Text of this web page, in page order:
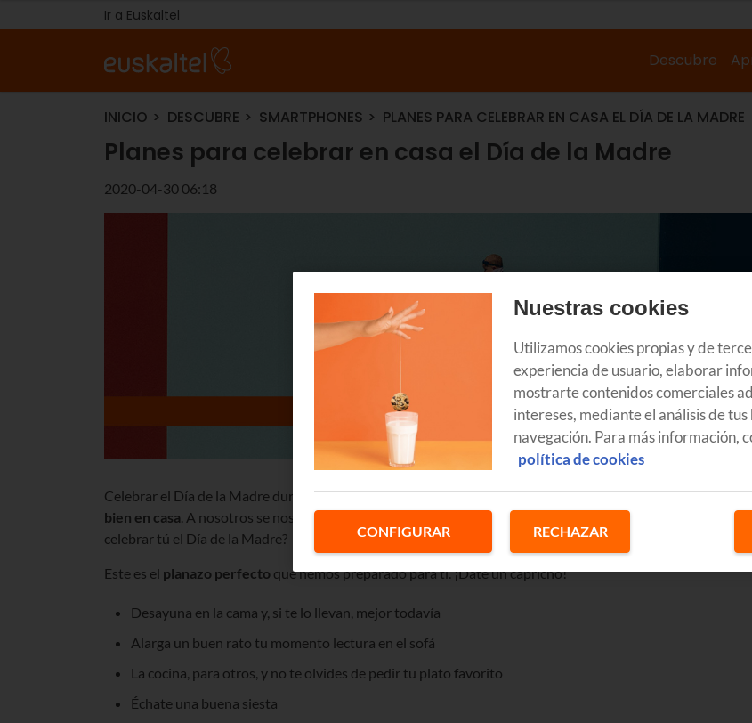
Ir a Euskaltel
Descubre
INICIO DESCUBRE SMARTPHONES PLANES PARA CELEBRAR EN CASA EL DÍA DE LA MADRE
Planes para celebrar en casa el Día de la Madre
2020-04-30 06:18
Celebrar el Día de la Madre durante el #YoMeQuedoEnCasa no tiene que darte bajón,te lo puedes
bien en casa . A nosotros se nos ocurren un montón de ideas para que te mimes mucho. ¿Nos cuentas cómo
celebrar tú el Día de la Madre?
Este es el planazo perfecto que hemos preparado para ti. ¡Date un capricho!
Desayuna en la cama y, si te lo llevan, mejor todavía
Alarga un buen rato tu momento lectura en el sofá
La cocina, para otros, y no te olvides de pedir tu plato favorito
Échate una buena siesta
Nuestras cookies
Utilizamos cookies propias y de
experiencia de usuario, elaborar
mostrarte contenidos comerciales
intereses, mediante el análisis de
navegación. Para más información,
política de cookies
CONFIGURAR RECHAZAR